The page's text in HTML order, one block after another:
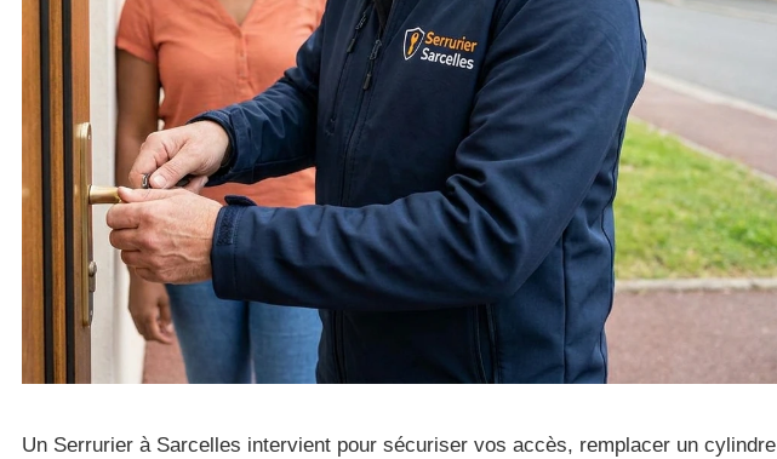
Un Serrurier à Sarcelles intervient pour sécuriser vos accès, remplacer un cylindre